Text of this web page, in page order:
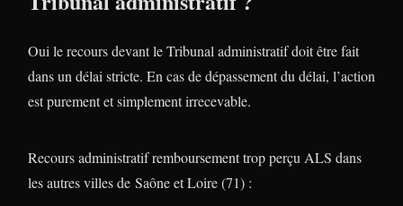
Oui le recours devant le Tribunal administratif doit être fait
dans un délai stricte. En cas de dépassement du délai, l’action
est purement et simplement irrecevable.
Recours administratif remboursement trop perçu ALS dans
les autres villes de Saône et Loire (71) :